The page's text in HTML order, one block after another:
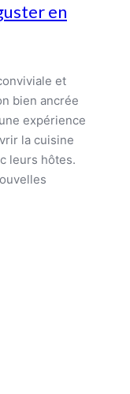
en
et
bien ancrée
expérience
la cuisine
leurs hôtes.